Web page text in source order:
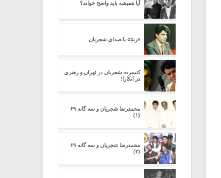
آیا همیشه باید واضح خواند؟
«ربنا» با صدای شجریان
کنسرت شجریان در تهران و رهبری
در آنکارا!
محمدرضا شجریان و سه گانه ۶۹
(۱)
محمدرضا شجریان و سه گانه ۶۹
(۲)